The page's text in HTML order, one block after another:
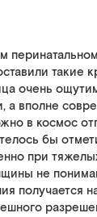
такие
очень
а вполне
в космос
бы
при
не
получается